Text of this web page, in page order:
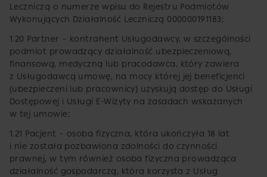
Leczniczą o numerze wpisu do Rejestru Podmiotów
Wykonujących Działalność Leczniczą 000000191183;
1.20 Partner – kontrahent Usługodawcy, w szczególności
podmiot prowadzący działalność ubezpieczeniową,
finansową, medyczną lub pracodawca, który zawiera
z Usługodawcą umowę, na mocy której jej beneficjenci
(ubezpieczeni lub pracownicy) uzyskują dostęp do Usługi
Dostępowej i Usługi E-Wizyty na zasadach wskazanych
w tej umowie;
1.21 Pacjent – osoba fizyczna, która ukończyła 18 lat
i nie została pozbawiona zdolności do czynności
prawnej, w tym również osoba fizyczna prowadząca
działalność gospodarczą, która korzysta z Usług